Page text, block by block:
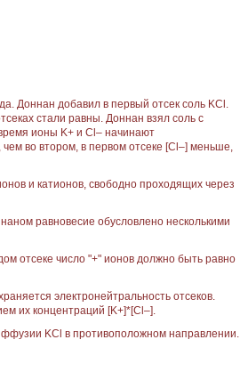
Доннан добавил в первый отсек соль KCl.
стали равны. Доннан взял соль с
ионы K+ и Cl– начинают
во втором, в первом отсеке [Cl–] меньше,
и катионов, свободно проходящих через
равновесие обусловлено несколькими
отсеке число "+" ионов должно быть равно
электронейтральность отсеков.
их концентраций [K+]*[Cl–].
KCl в противоположном направлении.